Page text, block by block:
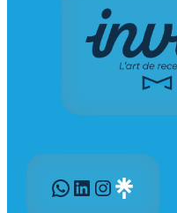
WhatsApp LinkedIn InstagramGravatar